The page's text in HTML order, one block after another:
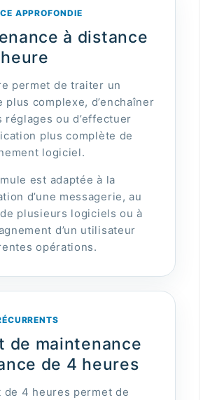
APPROFONDIE
à distance
permet de traiter un
plus complexe, d’enchaîner
réglages ou d’effectuer
plus complète de
logiciel.
est adaptée à la
d’une messagerie, au
plusieurs logiciels ou à
d’un utilisateur
opérations.
de maintenance
de 4 heures
de 4 heures permet de